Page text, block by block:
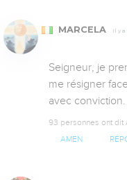
MARCELA Il y a
Seigneur, je
me résigner
avec
93 personnes ont dit
AMEN